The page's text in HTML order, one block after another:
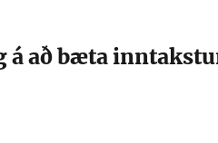
á að bæta